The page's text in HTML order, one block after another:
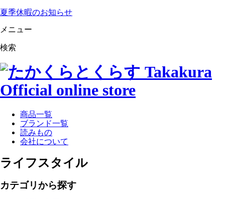
夏季休暇のお知らせ
メニュー
検索
商品一覧
ブランド一覧
読みもの
会社について
ライフスタイル
カテゴリから探す